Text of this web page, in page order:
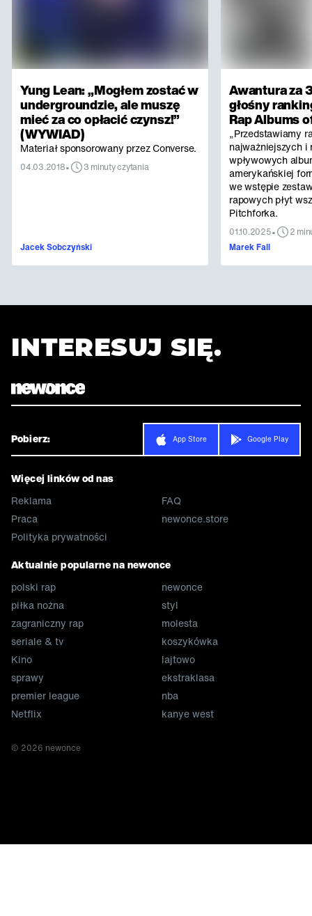
Yung Lean: „Mogłem zostać w
undergroundzie, ale muszę
mieć za co opłacić czynsz!”
(WYWIAD)
Materiał sponsorowany przez Converse.
04.03.2018• 3 minuty czytania
Jacek Sobczyński
Awantura za
głośny
Rap Albums
„Przedstawiamy
najważniejszych i
wpływowych
amerykańskiej
we wstępie
rapowych płyt
Pitchforka.
01.10.2025•
2
Marek Fall
INTERESUJ SIĘ.
Pobierz: App Store Google Play
Więcej linków od nas
Reklama
Praca
Polityka prywatności
FAQ
newonce.store
Aktualnie popularne na newonce
polski rap
piłka nożna
zagraniczny rap
seriale & tv
Kino
sprawy
premier league
Netflix
newonce
styl
molesta
koszykówka
lajtowo
ekstraklasa
nba
kanye west
© 2026 newonce